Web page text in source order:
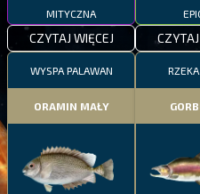
MITYCZNA
CZYTAJ WIĘCEJ
WYSPA PALAWAN
ORAMIN MAŁY